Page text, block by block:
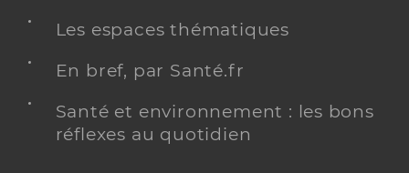
Les espaces thématiques
En bref, par Santé.fr
Santé et environnement : les bons
réflexes au quotidien